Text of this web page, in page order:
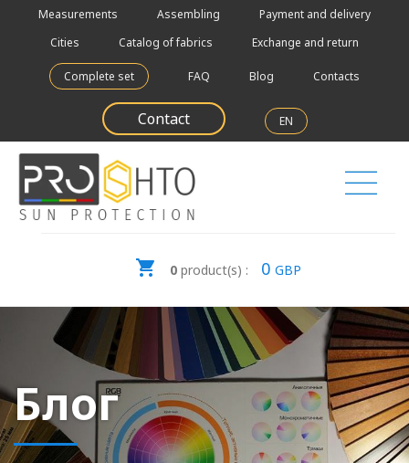
Measurements Assembling
Payment and delivery
Cities
Catalog of fabrics Exchange and return
Complete set FAQ Blog Contacts
Contact EN
0 product(s) : 0 GBP
Блог